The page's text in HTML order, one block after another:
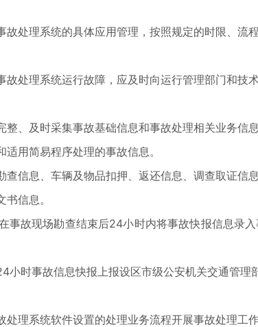
处理系统的具体应用管理，按照规定的时限、
处理系统运行故障，应及时向运行管理部门和技术
、及时采集事故基础信息和事故处理相关业务信
用简易程序处理的事故信息。
信息、车辆及物品扣押、返还信息、调查取证
信息。
事故现场勘查结束后24小时内将事故快报信息录
时事故信息快报上报设区市级公安机关交通管理
理系统软件设置的处理业务流程开展事故处理工作